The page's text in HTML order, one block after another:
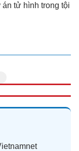
tử hình trong tội